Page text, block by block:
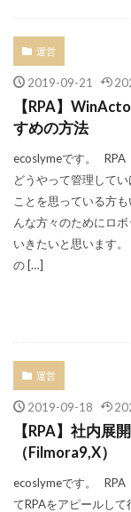
運営
2019-09-21
【RPA】
すめの方法
ecoslymeです。 RPA
どうやって管理して
ことを思っている方
んな方々のためにロ
いきたいと思います
の […]
運営
2019-09-18
【RPA】社内展
（Filmora9,X）
ecoslymeです。 RPA
てRPAをアピールし